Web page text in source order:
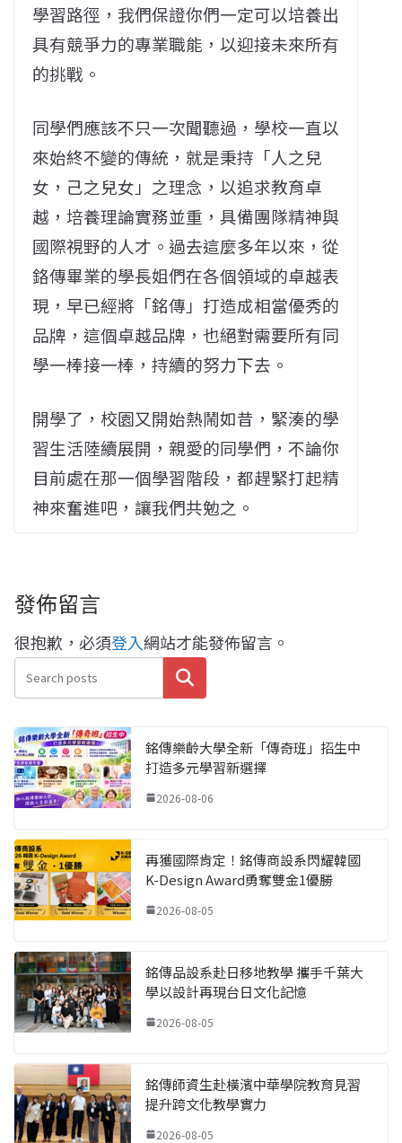
學習路徑，我們保證你們一定可以培養出
具有競爭力的專業職能，以迎接未來所有
的挑戰。
同學們應該不只一次聞聽過，學校一直以
來始終不變的傳統，就是秉持「人之兒
女，己之兒女」之理念，以追求教育卓
越，培養理論實務並重，具備團隊精神與
國際視野的人才。過去這麼多年以來，從
鉻傳畢業的學長姐們在各個領域的卓越表
現，早已經將「銘傳」打造成相當優秀的
品牌，這個卓越品牌，也絕對需要所有同
學一棒接一棒，持續的努力下去。
開學了，校園又開始熱鬧如昔，緊湊的學
習生活陸續展開，親愛的同學們，不論你
目前處在那一個學習階段，都趕緊打起精
神來奮進吧，讓我們共勉之。
發佈留言
很抱歉，必須登入網站才能發佈留言。
搜尋
銘傳樂齡大學全新「傳奇班」招生中
打造多元學習新選擇
2026-08-06
再獲國際肯定！銘傳商設系閃耀韓國
K-Design Award勇奪雙金1優勝
2026-08-05
銘傳品設系赴日移地教學 攜手千葉大
學以設計再現台日文化記憶
2026-08-05
銘傳師資生赴橫濱中華學院教育見習
提升跨文化教學實力
2026-08-05